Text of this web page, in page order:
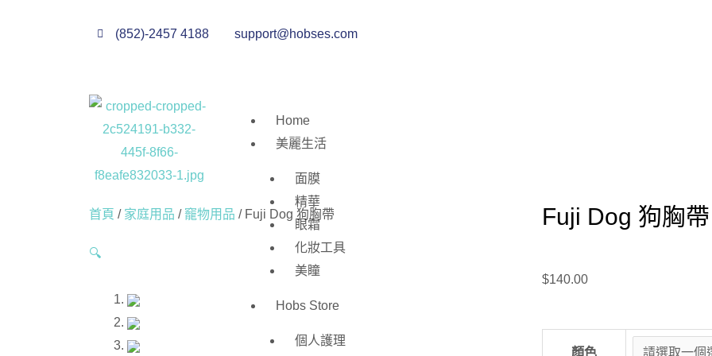
(852)-2457 4188 support@hobses.com
Home
美麗生活
面膜
精華
眼霜
化妝工具
美瞳
Hobs Store
個人護理
首頁 / 家庭用品 /竉物用品 / Fuji Dog 狗胸帶
🔍
Fuji Dog 狗胸帶
$140.00
顏色